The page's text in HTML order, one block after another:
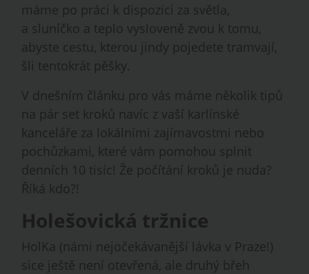
máme po práci k dispozici za světla,
a sluníčko a teplo vysloveně zvou k tomu,
abyste cestu, kterou jindy pojedete tramvají,
šli tentokrát pěšky.
V dnešním článku pro vás máme několik tipů
na pár set kroků navíc z vaší karlínské
kanceláře za lokálními zajímavostmi nebo
pochůzkami, které vám pomohou splnit
denních 10 tisíc! Že počítání kroků je nuda?
Říká kdo?!
Holešovická tržnice
HolKa (námi nejočekávanější lávka v Praze!)
sice ještě není otevřená, ale druhý břeh